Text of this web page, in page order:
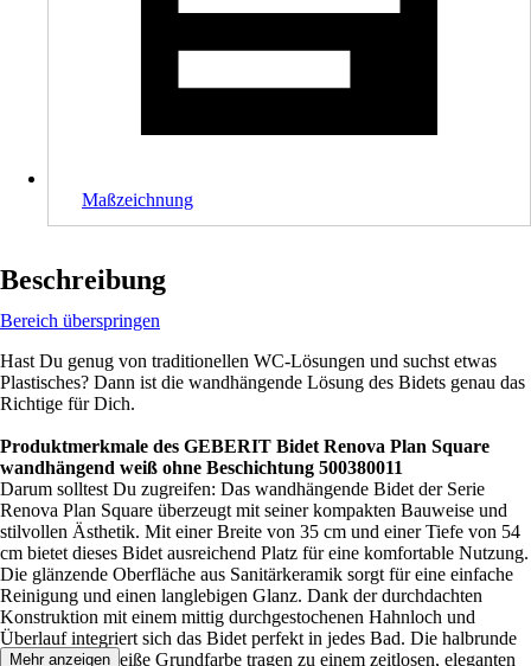
Maßzeichnung
Beschreibung
Bereich überspringen
Hast Du genug von traditionellen WC-Lösungen und suchst etwas
Plastisches? Dann ist die wandhängende Lösung des Bidets genau das
Richtige für Dich.
Produktmerkmale des GEBERIT Bidet Renova Plan Square
wandhängend weiß ohne Beschichtung 500380011
Darum solltest Du zugreifen: Das wandhängende Bidet der Serie
Renova Plan Square überzeugt mit seiner kompakten Bauweise und
stilvollen Ästhetik. Mit einer Breite von 35 cm und einer Tiefe von 54
cm bietet dieses Bidet ausreichend Platz für eine komfortable Nutzung.
Die glänzende Oberfläche aus Sanitärkeramik sorgt für eine einfache
Reinigung und einen langlebigen Glanz. Dank der durchdachten
Konstruktion mit einem mittig durchgestochenen Hahnloch und
Überlauf integriert sich das Bidet perfekt in jedes Bad. Die halbrunde
Form und die weiße Grundfarbe tragen zu einem zeitlosen, eleganten
Mehr anzeigen